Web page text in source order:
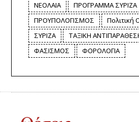
ΝΕΟΛΑΙΑ
ΠΡΟΓΡΑΜΜΑ ΣΥΡΙΖΑ
ΠΡΟΥΠΟΛΟΓΙΣΜΟΣ
Πολιτική
ΣΥΡΙΖΑ
ΤΑΞΙΚΗ
ΦΑΣΙΣΜΟΣ
ΦΟΡΟΛΟΓΙΑ